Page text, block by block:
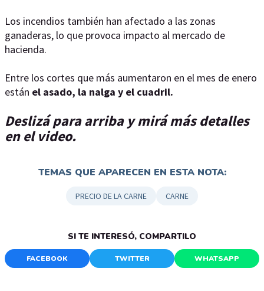
Los incendios también han afectado a las zonas
ganaderas, lo que provoca impacto al mercado de
hacienda.
Entre los cortes que más aumentaron en el mes de enero
están el asado, la nalga y el cuadril.
Deslizá para arriba y mirá más detalles
en el video.
TEMAS QUE APARECEN EN ESTA NOTA:
PRECIO DE LA CARNE CARNE
SI TE INTERESÓ, COMPARTILO
FACEBOOK TWITTER WHATSAPP